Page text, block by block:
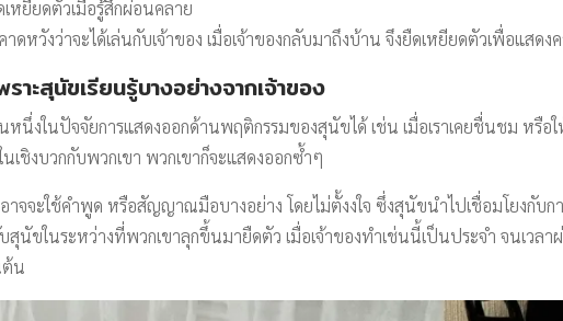
หยียดตัวเมื่อรู้สึกผ่อนคลาย
ดหวังว่าจะได้เล่นกับเจ้าของ เมื่อเจ้าของกลับมาถึงบ้าน จึงยืดเหยียดตัวเพื่อแสดง
าะสุนัขเรียนรู้บางอย่างจากเจ้าของ
นหนึ่งในปัจจัยการแสดงออกด้านพฤติกรรมของสุนัขได้ เช่น เมื่อเราเคยชื่นชม หรื
เชิงบวกกับพวกเขา พวกเขาก็จะแสดงออกซ้ำๆ
าจจะใช้คำพูด หรือสัญญาณมือบางอย่าง โดยไม่ตั้งงใจ ซึ่งสุนัขนำไปเชื่อมโยงกับ
นัขในระหว่างที่พวกเขาลุกขึ้นมายืดตัว เมื่อเจ้าของทำเช่นนี้เป็นประจำ จนเว
ต้น